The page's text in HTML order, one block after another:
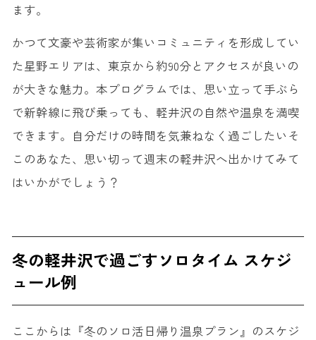
ます。
かつて文豪や芸術家が集いコミュニティを形成してい
た星野エリアは、東京から約90分とアクセスが良いの
が大きな魅力。本プログラムでは、思い立って手ぶら
で新幹線に飛び乗っても、軽井沢の自然や温泉を満喫
できます。自分だけの時間を気兼ねなく過ごしたいそ
このあなた、思い切って週末の軽井沢へ出かけてみて
はいかがでしょう？
冬の軽井沢で過ごすソロタイム スケジ
ュール例
ここからは『冬のソロ活日帰り温泉プラン』のスケジ